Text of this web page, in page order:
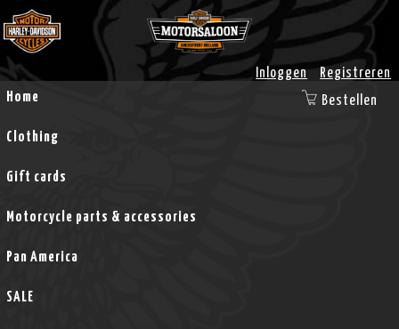
Inloggen
Registreren
Home
Clothing
Gift cards
Motorcycle parts & accessories
Pan America
SALE
Bestellen